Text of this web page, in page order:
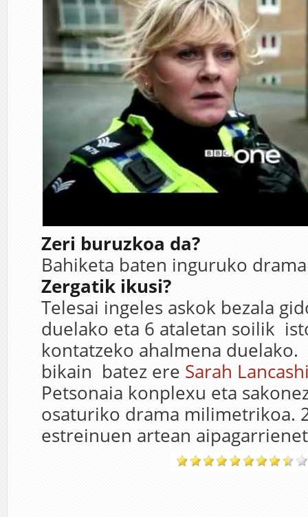
Zeri buruzkoa da?
Bahiketa baten inguruko
Zergatik ikusi?
Telesai ingeles askok bezala
duelako eta 6 ataletan soilik
kontatzeko ahalmena
bikain batez ere Sarah
Petsonaia konplexu eta
osaturiko drama milimetrikoa.
estreinuen artean